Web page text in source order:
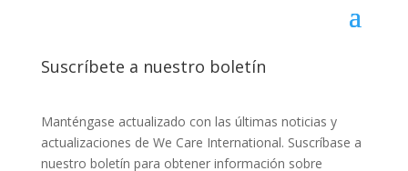
Suscríbete a nuestro boletín
Manténgase actualizado con las últimas noticias y
actualizaciones de We Care International. Suscríbase a
nuestro boletín para obtener información sobre